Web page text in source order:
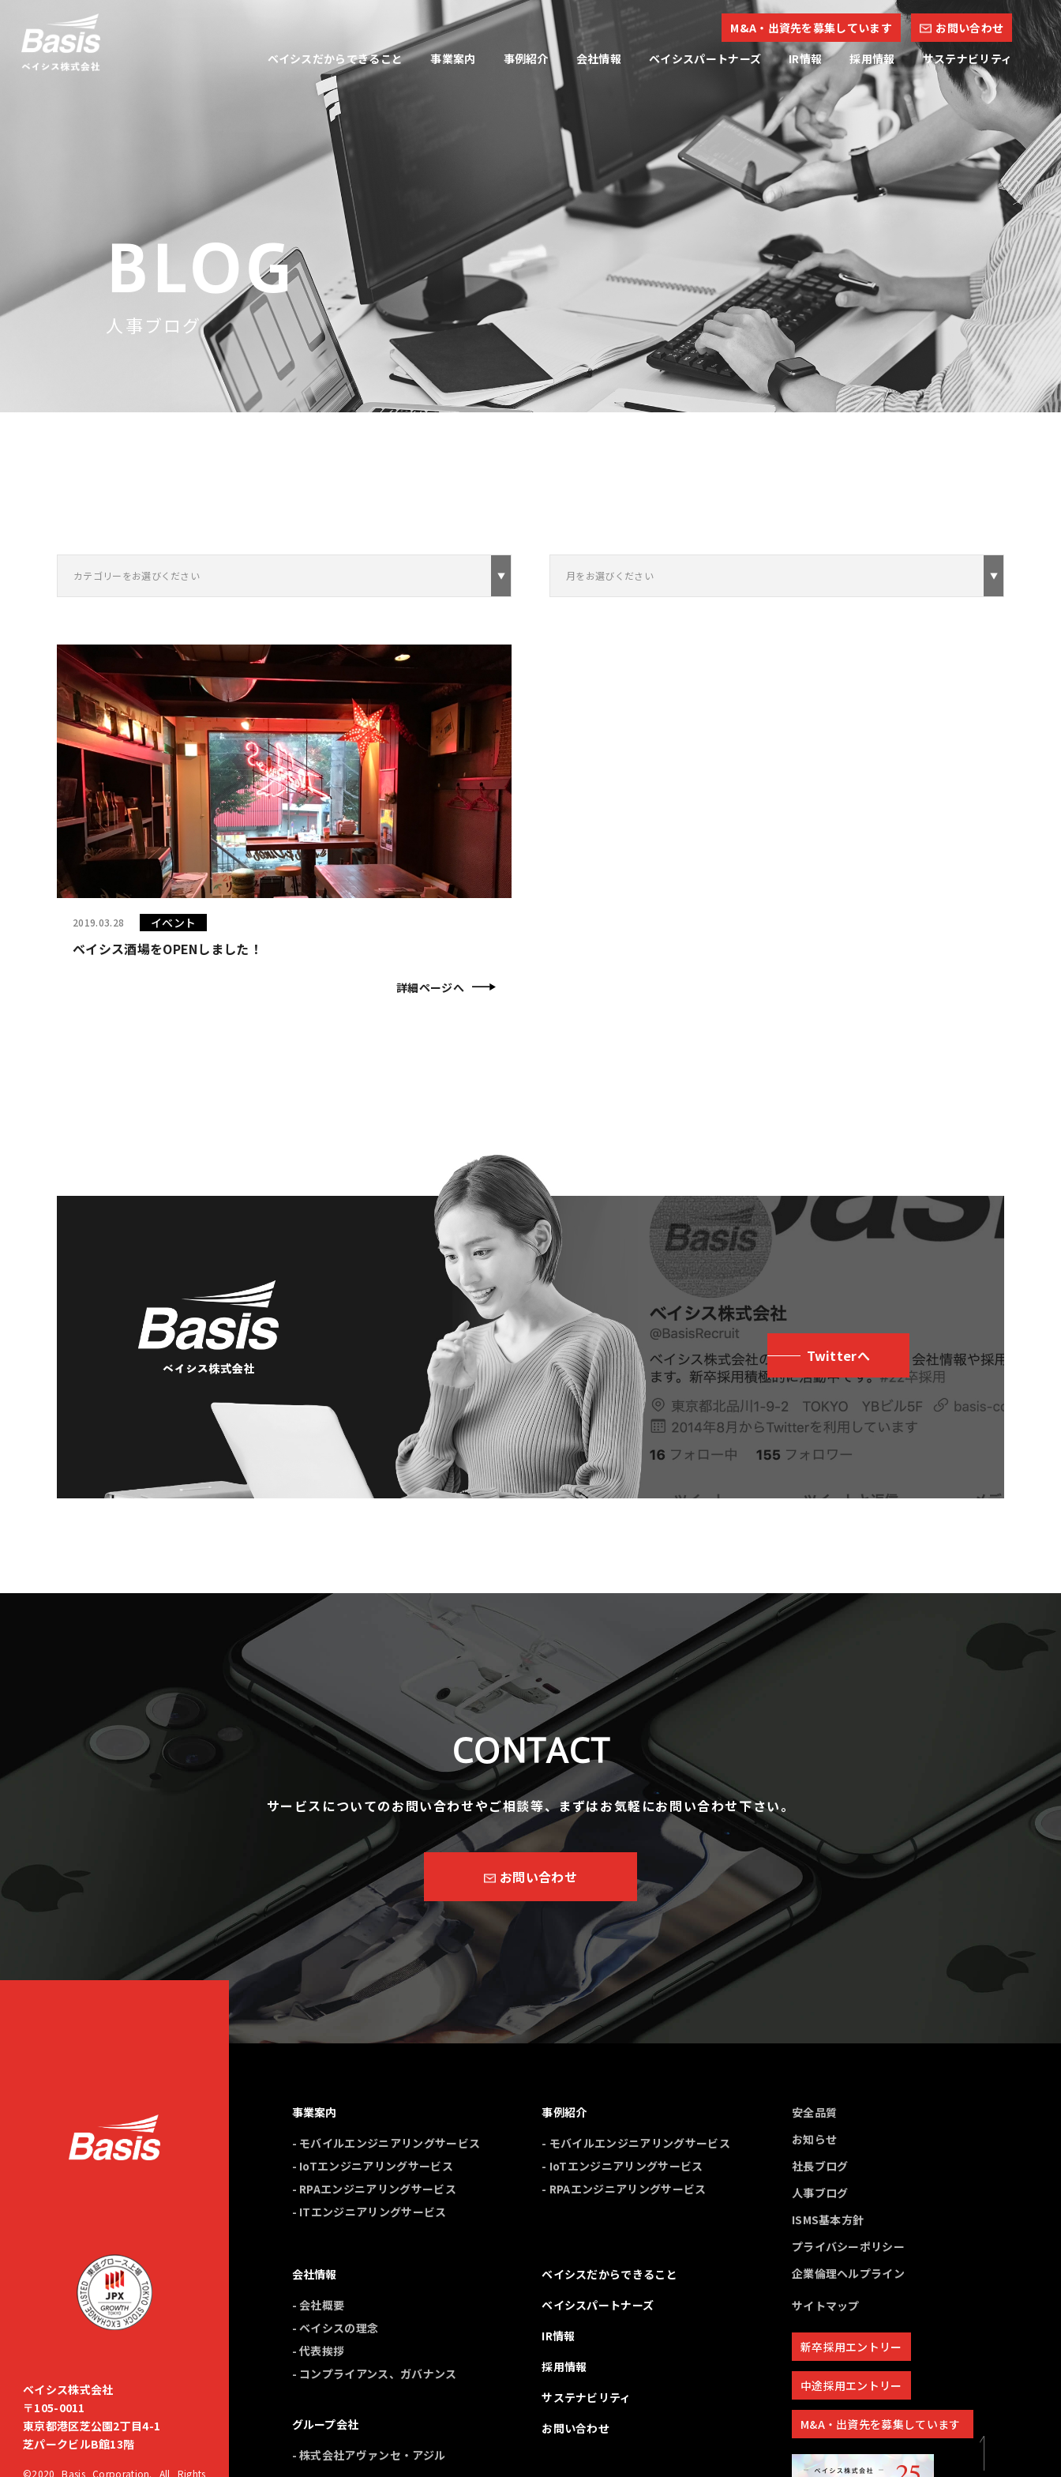
M&A・出資先を募集しています
お問い合わせ
ベイシスだからできること
事業案内 事例紹介 会社情報 ベイシスパートナーズ IR情報 採用情報 サステナビリティ
BLOG
人事ブログ
カテゴリーをお選びください 月をお選びください
2019.03.28 イベント
ベイシス酒場をOPENしました！
詳細ページへ
Twitterへ
CONTACT
サービスについてのお問い合わせやご相談等、まずはお気軽にお問い合わせ下さい。
お問い合わせ
事業案内
- モバイルエンジニアリングサービス
- IoTエンジニアリングサービス
- RPAエンジニアリングサービス
- ITエンジニアリングサービス
事例紹介
- モバイルエンジニアリングサービス
- IoTエンジニアリングサービス
- RPAエンジニアリングサービス
会社情報
- 会社概要
- ベイシスの理念
- 代表挨拶
- コンプライアンス、ガバナンス
グループ会社
- 株式会社アヴァンセ・アジル
ベイシスだからできること
ベイシスパートナーズ
IR情報
採用情報
サステナビリティ
お問い合わせ
安全品質
お知らせ
社長ブログ
人事ブログ
ISMS基本方針
プライバシーポリシー
企業倫理ヘルプライン
サイトマップ
新卒採用エントリー
中途採用エントリー
M&A・出資先を募集しています
ベイシス株式会社
〒105-0011
東京都港区芝公園2丁目4-1
芝パークビルB館13階
©2020 Basis Corporation. All Rights